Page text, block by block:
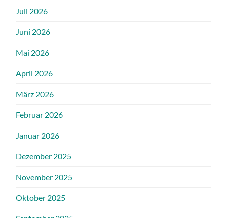
Juli 2026
Juni 2026
Mai 2026
April 2026
März 2026
Februar 2026
Januar 2026
Dezember 2025
November 2025
Oktober 2025